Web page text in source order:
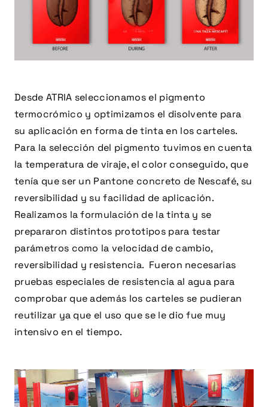
Desde ATRIA seleccionamos el pigmento
termocrómico y optimizamos el disolvente para
su aplicación en forma de tinta en los carteles.
Para la selección del pigmento tuvimos en cuenta
la temperatura de viraje, el color conseguido, que
tenía que ser un Pantone concreto de Nescafé, su
reversibilidad y su facilidad de aplicación.
Realizamos la formulación de la tinta y se
prepararon distintos prototipos para testar
parámetros como la velocidad de cambio,
reversibilidad y resistencia. Fueron necesarias
pruebas especiales de resistencia al agua para
comprobar que además los carteles se pudieran
reutilizar ya que el uso que se le dio fue muy
intensivo en el tiempo.